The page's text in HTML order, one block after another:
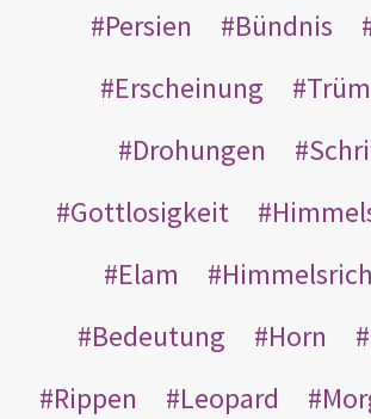
Persien
Bündnis
Erscheinung
Drohungen
Gottlosigkeit
Elam
Bedeutung
Horn
Rippen
Leopard